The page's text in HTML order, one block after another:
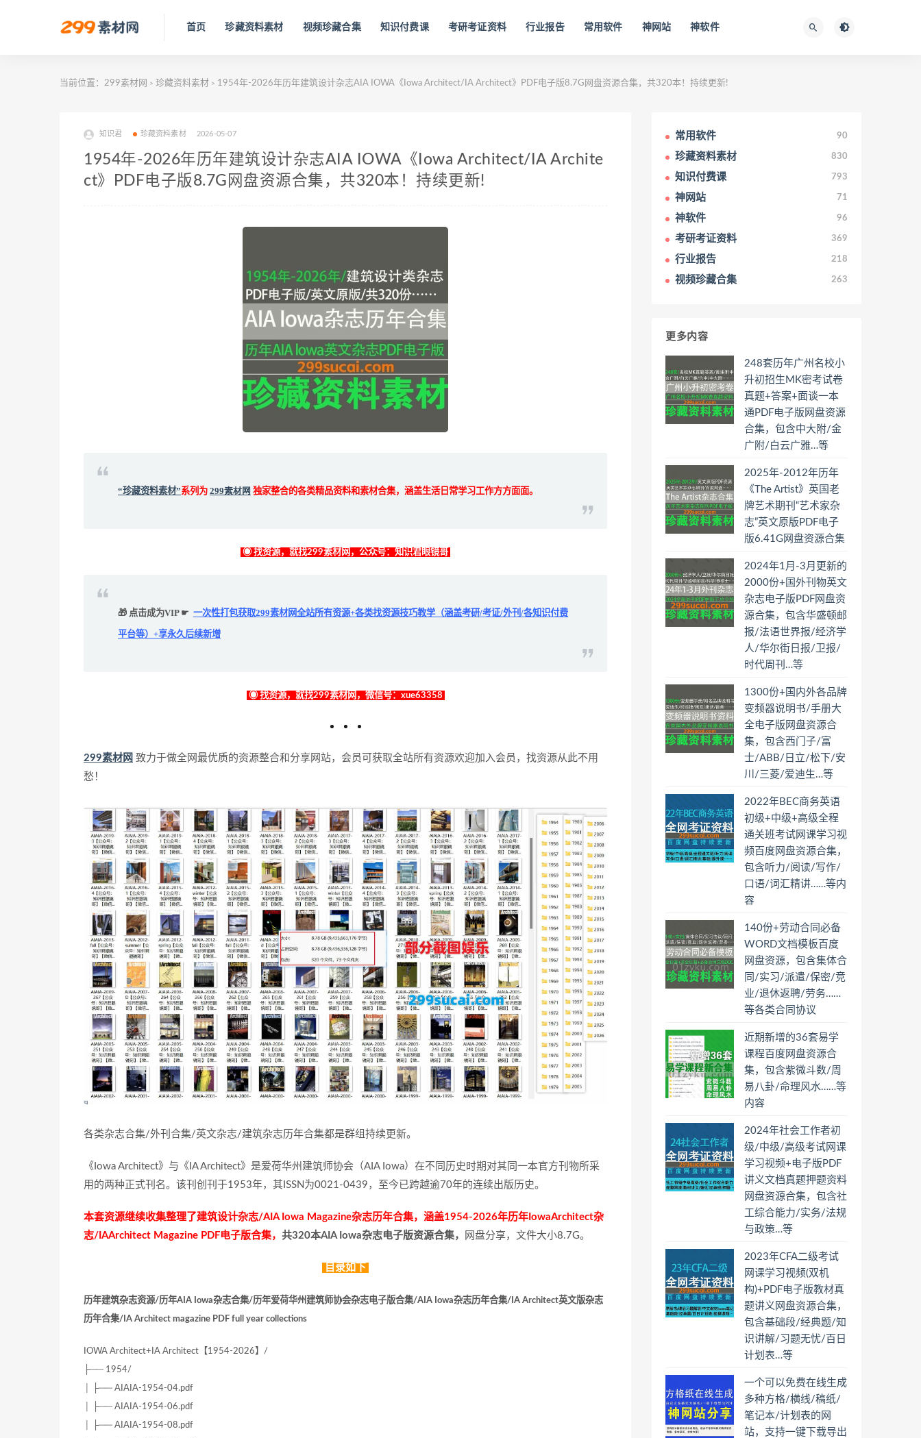
首页 珍藏资料素材 视频珍藏合集 知识付费课 考研考证资料 行业报告 常用软件 神网站 神软件
当前位置： 299素材网 > 珍藏资料素材 > 1954年-2026年历年建筑设计杂志AIA IOWA《Iowa Architect/IA Architect》PDF电子版8.7G网盘资源合集，共320本！持续更新!
知识君 珍藏资料素材 2026-05-07
1954年-2026年历年建筑设计杂志AIA IOWA《Iowa Architect/IA Archite
ct》PDF电子版8.7G网盘资源合集，共320本！持续更新!
“珍藏资料素材”系列为 299素材网 独家整合的各类精品资料和素材合集，涵盖生活日常学习工作方方面面。
◉ 找资源，就找299素材网，公众号：知识君眼镜哥
🎁 点击成为VIP ☛ 一次性打包获取299素材网全站所有资源+各类找资源技巧教学（涵盖考研/考证/外刊/各知识付费
平台等）+享永久后续新增
◉ 找资源，就找299素材网，微信号：xue63358
299素材网 致力于做全网最优质的资源整合和分享网站，会员可获取全站所有资源欢迎加入会员，找资源从此不用
愁！
各类杂志合集/外刊合集/英文杂志/建筑杂志历年合集都是群组持续更新。
《Iowa Architect》与《IA Architect》是爱荷华州建筑师协会（AIA Iowa）在不同历史时期对其同一本官方刊物所采
用的两种正式刊名。该刊创刊于1953年，其ISSN为0021-0439，至今已跨越逾70年的连续出版历史。
本套资源继续收集整理了建筑设计杂志/AIA Iowa Magazine杂志历年合集，涵盖1954-2026年历年IowaArchitect杂
志/IAArchitect Magazine PDF电子版合集， 共320本AIA Iowa杂志电子版资源合集， 网盘分享，文件大小8.7G。
目录如下
历年建筑杂志资源/历年AIA Iowa杂志合集/历年爱荷华州建筑师协会杂志电子版合集/AIA Iowa杂志历年合集/IA Architect英文版杂志
历年合集/IA Architect magazine PDF full year collections
IOWA Architect+IA Architect【1954-2026】/
├── 1954/
│ ├── AIAIA-1954-04.pdf
│ ├── AIAIA-1954-06.pdf
│ ├── AIAIA-1954-08.pdf
常用软件 90
珍藏资料素材 830
知识付费课 793
神网站 71
神软件 96
考研考证资料 369
行业报告 218
视频珍藏合集 263
更多内容
248套历年广州名校小
升初招生MK密考试卷
真题+答案+面谈一本
通PDF电子版网盘资源
合集，包含中大附/金
广附/白云广雅…等
2025年-2012年历年
《The Artist》英国老
牌艺术期刊“艺术家杂
志”英文原版PDF电子
版6.41G网盘资源合集
2024年1月-3月更新的
2000份+国外刊物英文
杂志电子版PDF网盘资
源合集，包含华盛顿邮
报/法语世界报/经济学
人/华尔街日报/卫报/
时代周刊…等
1300份+国内外各品牌
变频器说明书/手册大
全电子版网盘资源合
集，包含西门子/富
士/ABB/日立/松下/安
川/三菱/爱迪生…等
2022年BEC商务英语
初级+中级+高级全程
通关班考试网课学习视
频百度网盘资源合集，
包含听力/阅读/写作/
口语/词汇精讲……等内
容
140份+劳动合同必备
WORD文档模板百度
网盘资源，包含集体合
同/实习/派遣/保密/竞
业/退休返聘/劳务……
等各类合同协议
近期新增的36套易学
课程百度网盘资源合
集，包含紫微斗数/周
易八卦/命理风水……等
内容
2024年社会工作者初
级/中级/高级考试网课
学习视频+电子版PDF
讲义文档真题押题资料
网盘资源合集，包含社
工综合能力/实务/法规
与政策…等
2023年CFA二级考试
网课学习视频(双机
构)+PDF电子版教材真
题讲义网盘资源合集，
包含基础段/经典题/知
识讲解/习题无忧/百日
计划表…等
一个可以免费在线生成
多种方格/横线/稿纸/
笔记本/计划表的网
站，支持一键下载导出